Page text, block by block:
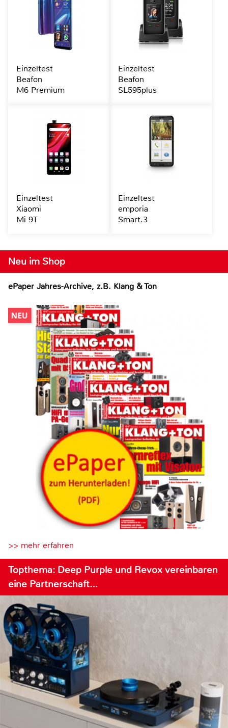
Neu im Shop
ePaper Jahres-Archive, z.B. Klang & Ton
>> mehr erfahren
Topthema: Deep Purple und Revox vereinbaren
eine Partnerschaft…
Einzeltest
Beafon
M6 Premium
Einzeltest
Beafon
SL595plus
Einzeltest
Xiaomi
Mi 9T
Einzeltest
emporia
Smart.3